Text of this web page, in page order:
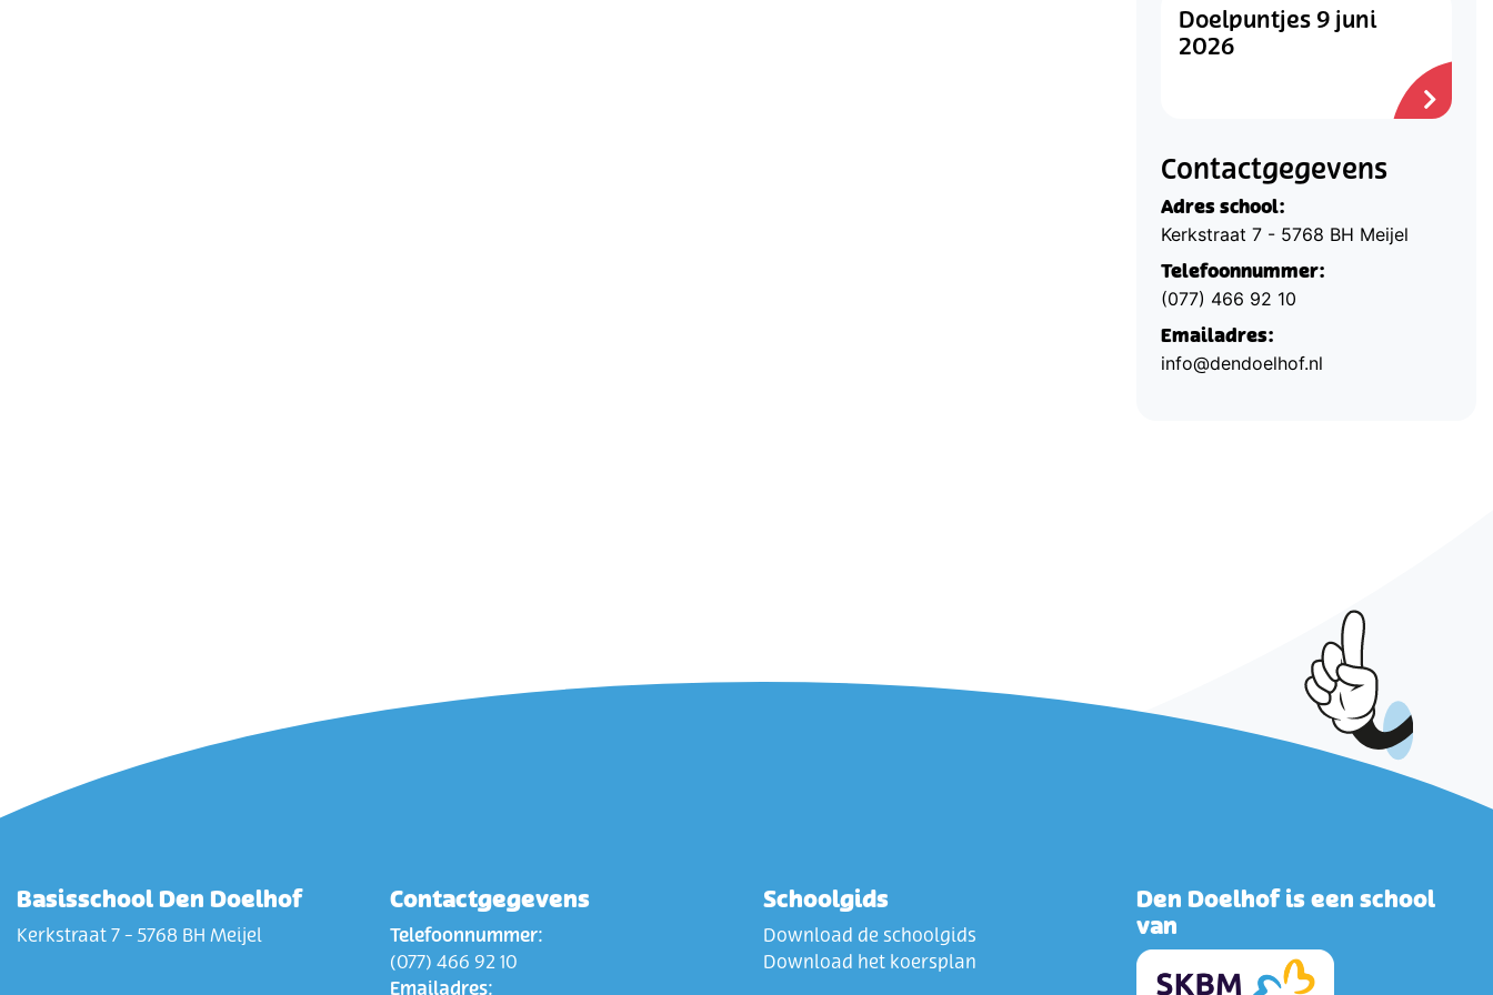
Doelpuntjes 9 juni
2026
Contactgegevens
Adres school:
Kerkstraat 7 - 5768 BH Meijel
Telefoonnummer:
(077) 466 92 10
Emailadres:
info@dendoelhof.nl
Basisschool Den Doelhof
Kerkstraat 7 - 5768 BH Meijel
Contactgegevens
Telefoonnummer:
(077) 466 92 10
Emailadres:
Schoolgids
Download de schoolgids
Download het koersplan
Den Doelhof is een school
van